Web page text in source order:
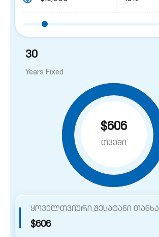
30
Years Fixed
$606
თვეში
ყოველთვიური შესატანი თანხა
$606